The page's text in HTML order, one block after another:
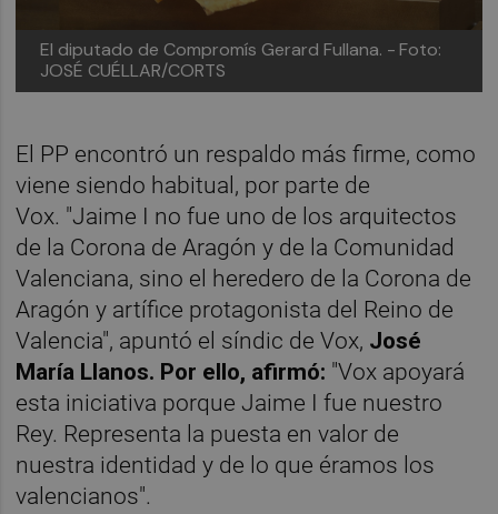
El diputado de Compromís Gerard Fullana. - Foto:
JOSÉ CUÉLLAR/CORTS
El PP encontró un respaldo más firme, como
viene siendo habitual, por parte de
Vox. "Jaime I no fue uno de los arquitectos
de la Corona de Aragón y de la Comunidad
Valenciana, sino el heredero de la Corona de
Aragón y artífice protagonista del Reino de
Valencia", apuntó el síndic de Vox, José
María Llanos. Por ello, afirmó: "Vox apoyará
esta iniciativa porque Jaime I fue nuestro
Rey. Representa la puesta en valor de
nuestra identidad y de lo que éramos los
valencianos".